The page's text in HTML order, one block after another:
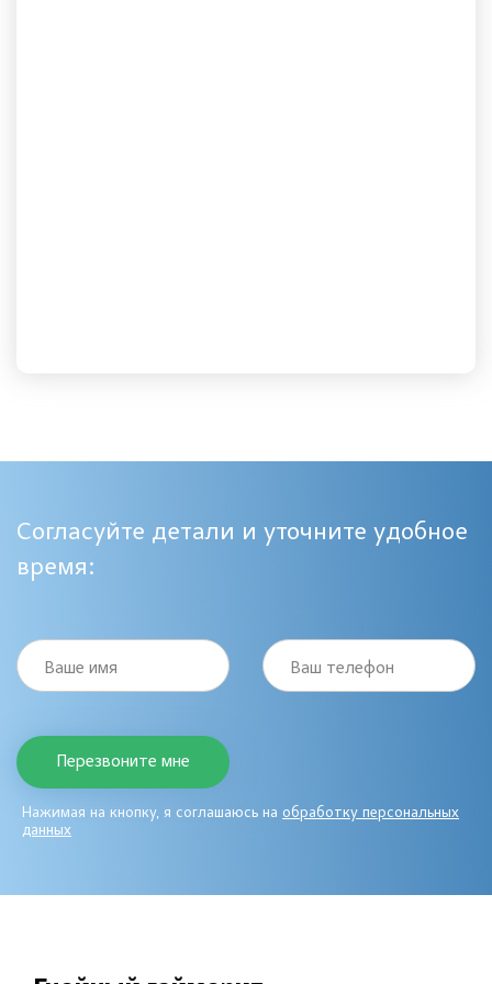
Согласуйте детали и уточните удобное
время:
Ваше имя Ваш телефон
Нажимая на кнопку, я соглашаюсь на обработку персональных
данных